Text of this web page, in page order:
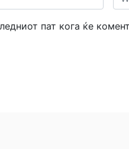
пат кога ќе